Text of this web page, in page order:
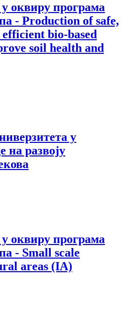
оквиру програма
- Production of safe,
bio-based
soil health and
у
на развоју
оквиру програма
- Small scale
areas (IA)